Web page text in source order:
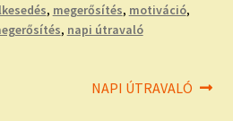
, megerősítés, motiváció,
, napi útravaló
Next
NAPI ÚTRAVALÓ